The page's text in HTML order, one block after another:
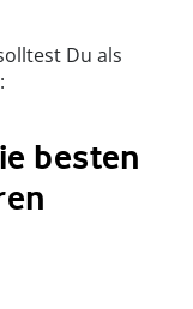
Du als
besten